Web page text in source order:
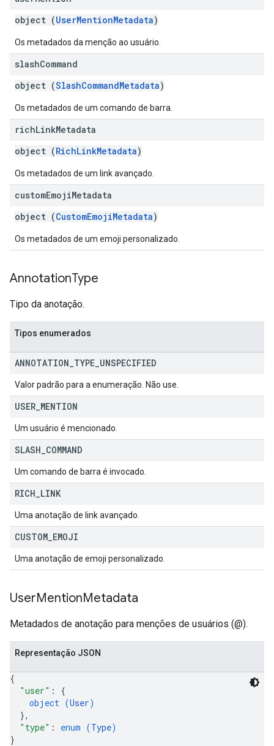
object (UserMentionMetadata)
Os metadados da menção ao usuário.
slashCommand
object (SlashCommandMetadata)
Os metadados de um comando de barra.
richLinkMetadata
object (RichLinkMetadata)
Os metadados de um link avançado.
customEmojiMetadata
object (CustomEmojiMetadata)
Os metadados de um emoji personalizado.
AnnotationType
Tipo da anotação.
Tipos enumerados
ANNOTATION TYPE UNSPECIFIED
Valor padrão para a enumeração. Não use.
USER MENTION
Um usuário é mencionado.
SLASH COMMAND
Um comando de barra é invocado.
RICH LINK
Uma anotação de link avançado.
CUSTOM EMOJI
Uma anotação de emoji personalizado.
UserMentionMetadata
Metadados de anotação para menções de usuários (@).
Representação JSON
{
"user" : {
object (User)
},
"type" : enum (Type)
}